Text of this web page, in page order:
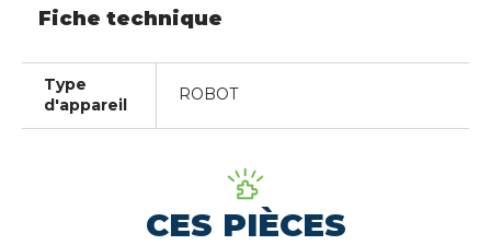
Fiche technique
Type
d'appareil
ROBOT
CES PIÈCES